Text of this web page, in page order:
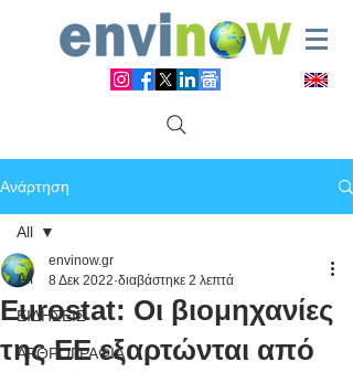
Ανάρτηση
All
ΕΙΔΗΣΕΙΣ
ΑΡΘΡΟΓΡΑΦΙΑ
All
Eurostat: Οι βιομηχανίες
της ΕΕ εξαρτώνται από
envinow.gr
8 Δεκ 2022 διαβάστηκε 2 λεπτά